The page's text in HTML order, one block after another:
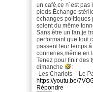
un café,ce n´est pas
pieds.Échange
échanges politiques
soient du même
Sans être un fan,je
performant que tout
passent leur temps
conneries,même en
Tenez pour finir des
dimanche
:
-Les Charlots – Le
https://youtu.be/
Répondre